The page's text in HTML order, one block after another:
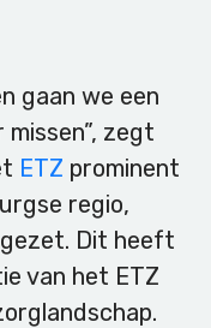
gaan we een
zegt
ETZ prominent
regio,
Dit heeft
van het ETZ